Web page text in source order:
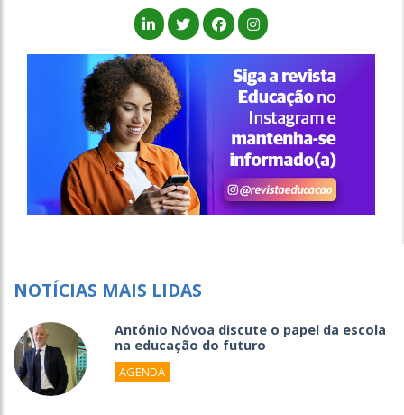
NOTÍCIAS MAIS LIDAS
António Nóvoa discute o papel da escola
na educação do futuro
AGENDA